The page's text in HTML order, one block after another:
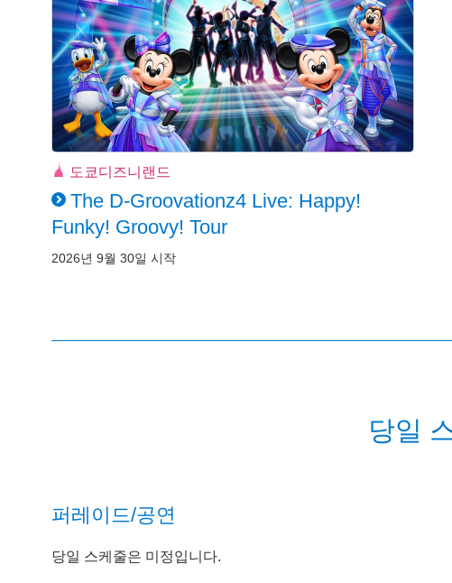
도쿄디즈니랜드
The D-Groovationz4 Live: Happy!
Funky! Groovy! Tour
2026년 9월 30일 시작
당일
퍼레이드/공연
당일 스케줄은 미정입니다.